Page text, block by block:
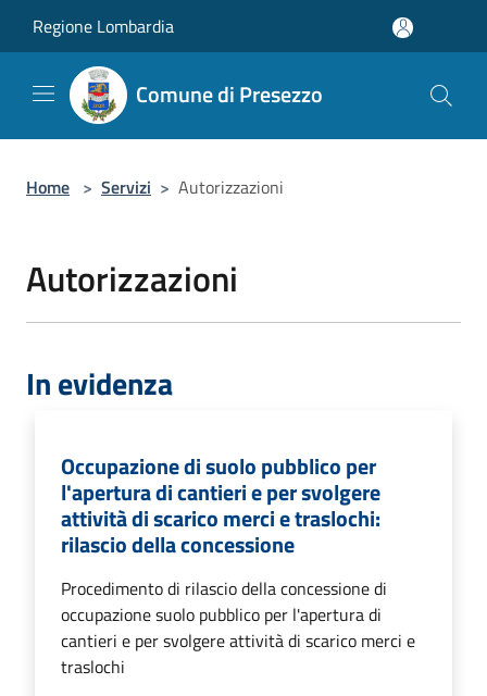
Regione Lombardia
Comune di Presezzo
Home > Servizi > Autorizzazioni
Autorizzazioni
In evidenza
Occupazione di suolo pubblico per
l'apertura di cantieri e per svolgere
attività di scarico merci e traslochi:
rilascio della concessione
Procedimento di rilascio della concessione di
occupazione suolo pubblico per l'apertura di
cantieri e per svolgere attività di scarico merci e
traslochi